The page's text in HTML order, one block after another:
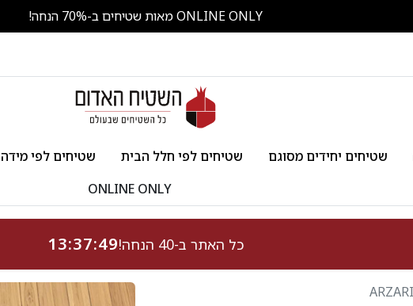
ONLINE ONLY מאות שטיחים ב-70% הנחה!
שטיחים יחידים מסוגם שטיחים לפי חלל הבית שטיחים לפי מידה
ONLINE ONLY